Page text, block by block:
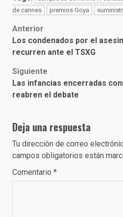
de cannes
premios Goya
Post
navigation
Anterior
Los condenados por el
recurren ante el TSXG
Siguiente
Las infancias encerradas
reabren el debate
Deja una respuesta
Tu dirección de correo
campos obligatorios están
Comentario *